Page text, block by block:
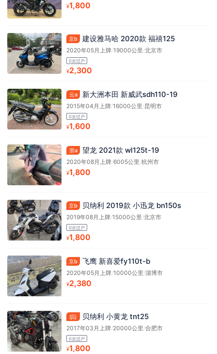
¥1,800
京b 建设雅马哈 2020款 福禧125
2020年05月上牌/19000公里/北京市
0次过户
¥2,300
云a 新大洲本田 新威武sdh110-19
2015年04月上牌/16000公里/昆明市
0次过户
¥1,600
浙a 望龙 2021款 wl125t-19
2020年08月上牌/6005公里/杭州市
¥1,800
京b 贝纳利 2019款 小迅龙 bn150s
2019年08月上牌/15000公里/北京市
0次过户
¥1,800
京b 飞鹰 新喜爱fy110t-b
2020年05月上牌/10000公里/淄博市
¥2,380
皖j 贝纳利 小黄龙 tnt25
2017年03月上牌/20000公里/合肥市
0次过户
¥1,800